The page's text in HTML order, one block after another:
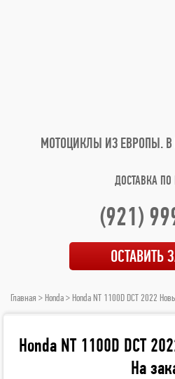
МОТОЦИКЛЫ ИЗ ЕВРОПЫ.
ДОСТАВКА ПО
(921)
ОСТАВИТЬ
Главная > Honda> Honda NT 1100D DCT 2022
Honda NT 1100D DCT
На